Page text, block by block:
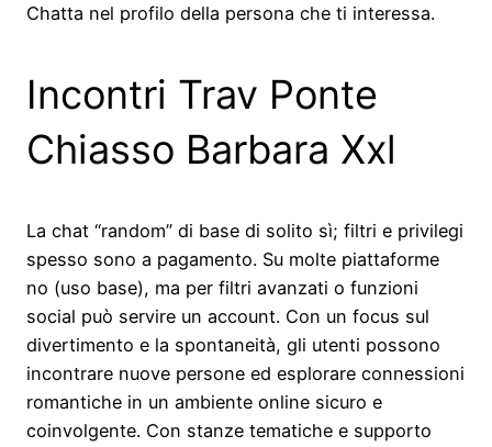
Chatta nel profilo della persona che ti interessa.
Incontri Trav Ponte
Chiasso Barbara Xxl
La chat “random” di base di solito sì; filtri e privilegi
spesso sono a pagamento. Su molte piattaforme
no (uso base), ma per filtri avanzati o funzioni
social può servire un account. Con un focus sul
divertimento e la spontaneità, gli utenti possono
incontrare nuove persone ed esplorare connessioni
romantiche in un ambiente online sicuro e
coinvolgente. Con stanze tematiche e supporto